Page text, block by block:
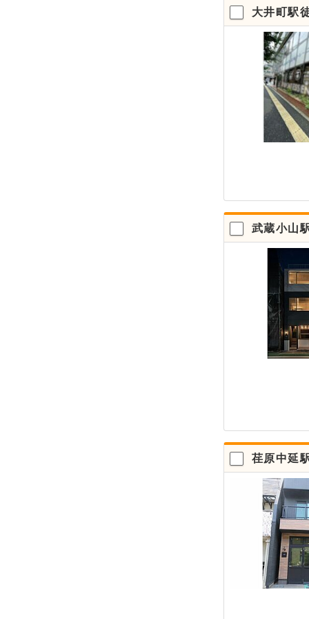
大井町駅
武蔵小山
荏原中延